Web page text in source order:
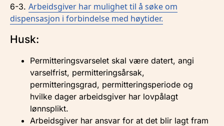
6-3. Arbeidsgiver har mulighet til å søke om
dispensasjon i forbindelse med høytider.
Husk:
Permitteringsvarselet skal være datert, angi
varselfrist, permitteringsårsak,
permitteringsgrad, permitteringsperiode og
hvilke dager arbeidsgiver har lovpålagt
lønnsplikt.
Arbeidsgiver har ansvar for at det blir lagt fram